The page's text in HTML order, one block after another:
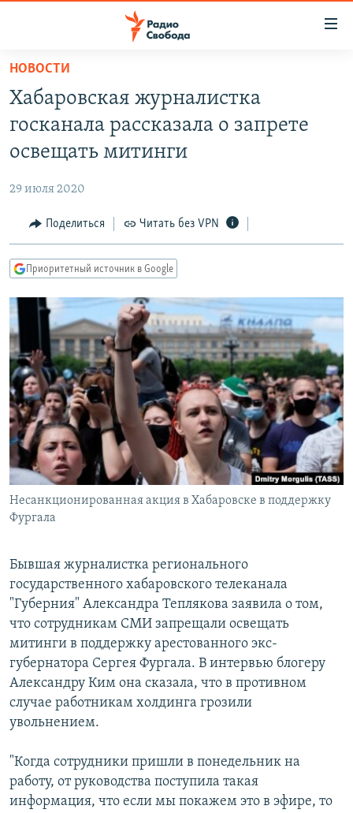
упрощенного
доступа
основному
Вернутся
Вернутся
поиску
ПРОГРАММЫ
ПОДКАСТЫ
АВТОРСКИЕ ПРОЕКТЫ
МНЕНИЯ
КУЛЬТУРА
КАВКАЗ.РЕАЛИИ
СЕВЕР.РЕАЛИИ
СИБИРЬ.РЕАЛИИ
РАСПИСАНИЕ ВЕЩАНИЯ
ПОДПИШИТЕСЬ НА РАССЫЛКУ
СОЦИАЛЬНЫЕ СЕТИ
НОВОСТИ
Хабаровская журналистка
госканала рассказала о запрете
освещать митинги
29 июля 2020
Поделиться Читать без VPN
Приоритетный источник в Google
Несанкционированная акция в Хабаровске в поддержку
Фургала
Бывшая журналистка регионального
государственного хабаровского телеканала
"Губерния" Александра Теплякова заявила о том,
что сотрудникам СМИ запрещали освещать
митинги в поддержку арестованного экс-
губернатора Сергея Фургала. В интервью блогеру
Александру Ким она сказала, что в противном
случае работникам холдинга грозили
увольнением.
"Когда сотрудники пришли в понедельник на
работу, от руководства поступила такая
информация, что если мы покажем это в эфире, то